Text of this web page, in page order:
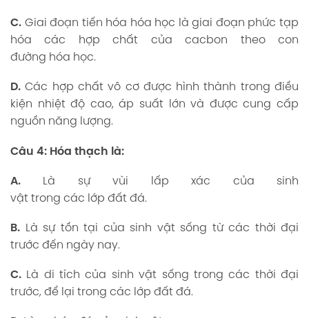
C. Giai đoạn tiến hóa hóa học là giai đoạn phức tạp
hóa các hợp chất của cacbon theo con
đường hóa học.
D. Các hợp chất vô cơ được hình thành trong điều
kiện nhiệt độ cao, áp suất lớn và được cung cấp
nguồn năng lượng.
Câu 4: Hóa thạch là:
A. Là sự vùi lấp xác của sinh
vật trong các lớp đất đá.
B. Là sự tồn tại của sinh vật sống từ các thời đại
trước đến ngày nay.
C. Là di tích của sinh vật sống trong các thời đại
trước, để lại trong các lớp đất đá.